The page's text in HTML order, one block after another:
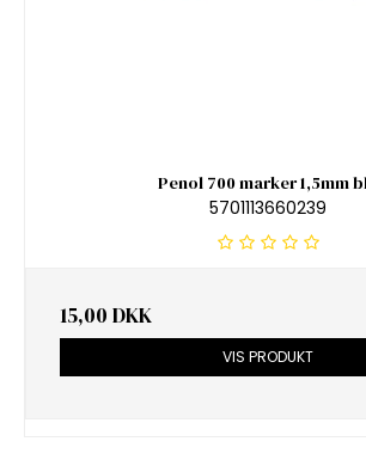
Penol 700 marker 1,5mm
5701113660239
15,00 DKK
VIS PRODUKT